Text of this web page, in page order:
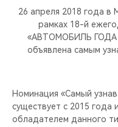
КРОССОВЕРЫ
СЕДАНЫ
НОВИНКИ
КРЕДИТ И СТРАХОВАНИЕ
ЗАПЧАСТИ И АКСЕССУАРЫ
ПОДДЕРЖКА
О БРЕНДЕ
CHERY В СОЦСЕТЯХ
БЛАГОТВОРИТЕЛЬНОСТЬ
КРЕДИТ
МЫ В СОЦСЕТЯХ
26 апреля 2018 года
рамках 18-й
«АВТОМОБИЛЬ ГОДА
объявлена самым
Номинация «Самый
существует с 2015 года и
обладателем данного